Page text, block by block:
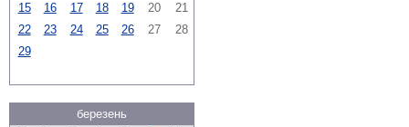
15
16 17 18 19 20
21
22
23 24 25 26 27
28
29
березень